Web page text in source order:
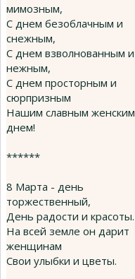
мимозным,
С днем безоблачным и
снежным,
С днем взволнованным и
нежным,
С днем просторным и
сюрпризным
Нашим славным женским
днем!
******
8 Марта - день
торжественный,
День радости и красоты.
На всей земле он дарит
женщинам
Свои улыбки и цветы.